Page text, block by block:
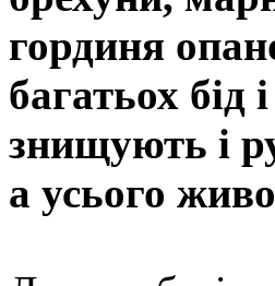
гординя
багатьох бід
знищують і
а усього